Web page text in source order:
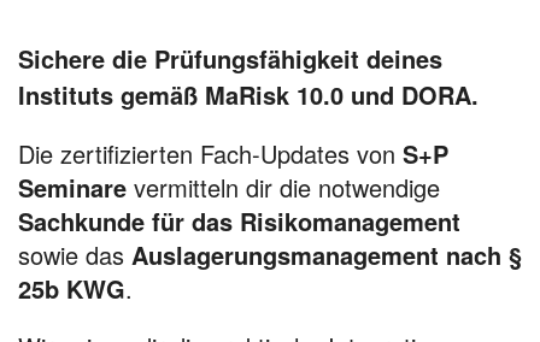
Sichere die Prüfungsfähigkeit deines
Instituts gemäß MaRisk 10.0 und DORA.
Die zertifizierten Fach-Updates von S+P
Seminare vermitteln dir die notwendige
Sachkunde für das Risikomanagement
sowie das Auslagerungsmanagement nach §
25b KWG.